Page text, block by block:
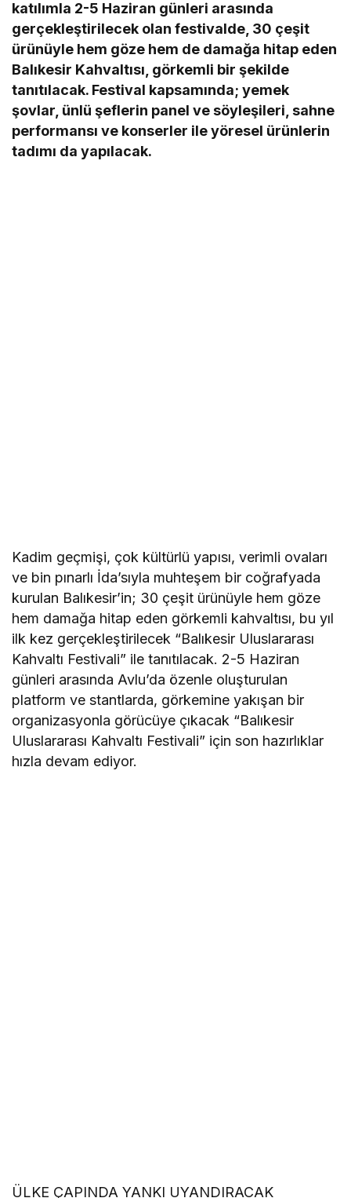
katılımla 2-5 Haziran günleri arasında
gerçekleştirilecek olan festivalde, 30 çeşit
ürünüyle hem göze hem de damağa hitap eden
Balıkesir Kahvaltısı, görkemli bir şekilde
tanıtılacak. Festival kapsamında; yemek
şovlar, ünlü şeflerin panel ve söyleşileri, sahne
performansı ve konserler ile yöresel ürünlerin
tadımı da yapılacak.
Kadim geçmişi, çok kültürlü yapısı, verimli ovaları
ve bin pınarlı İda’sıyla muhteşem bir coğrafyada
kurulan Balıkesir’in; 30 çeşit ürünüyle hem göze
hem damağa hitap eden görkemli kahvaltısı, bu yıl
ilk kez gerçekleştirilecek “Balıkesir Uluslararası
Kahvaltı Festivali” ile tanıtılacak. 2-5 Haziran
günleri arasında Avlu’da özenle oluşturulan
platform ve stantlarda, görkemine yakışan bir
organizasyonla görücüye çıkacak “Balıkesir
Uluslararası Kahvaltı Festivali” için son hazırlıklar
hızla devam ediyor.
ÜLKE ÇAPINDA YANKI UYANDIRACAK